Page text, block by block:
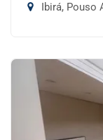
Ibirá, Pouso